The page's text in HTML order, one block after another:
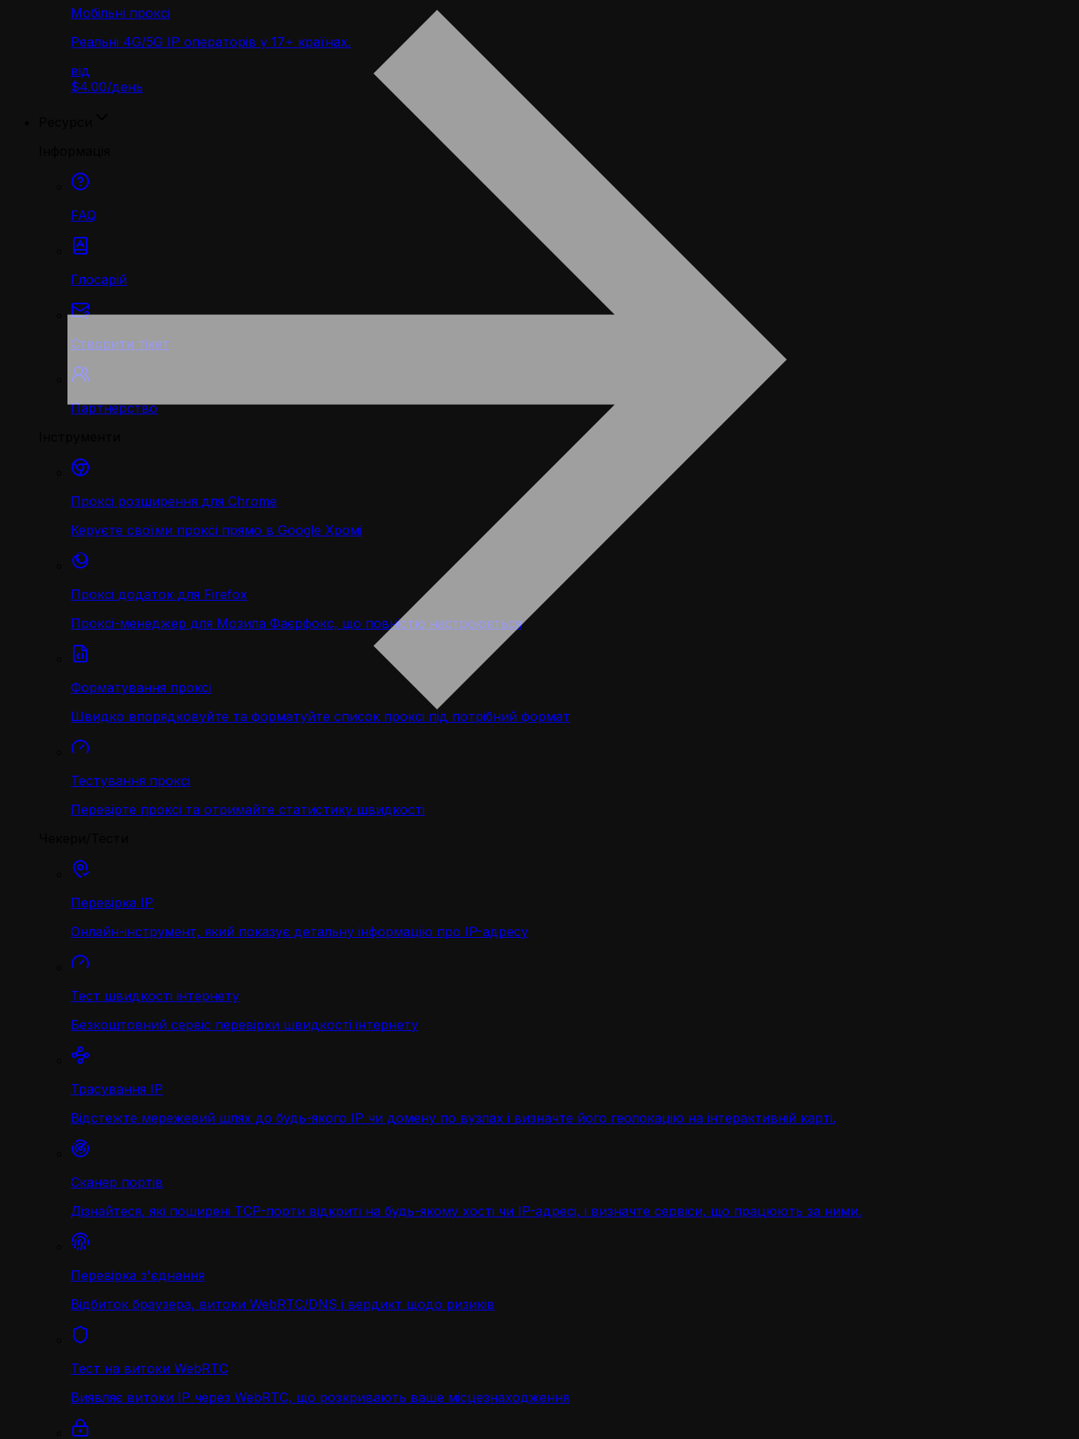
Мобільні проксі
Реальні 4G/5G IP операторів у 17+ країнах.
від
$4.00/день
FAQ
Глосарій
Створити тікет
Партнерство
Проксі розширення для Chrome
Керуєте своїми проксі прямо в Google Хромі
Проксі додаток для Firefox
Проксі-менеджер для Мозила Фаєрфокс, що повністю настроюється
Форматування проксі
Швидко впорядковуйте та форматуйте список проксі під потрібний формат
Тестування проксі
Перевірте проксі та отримайте статистику швидкості
Перевірка IP
Онлайн-інструмент, який показує детальну інформацію про IP-адресу
Тест швидкості інтернету
Безкоштовний сервіс перевірки швидкості інтернету
Трасування IP
Відстежте мережевий шлях до будь-якого IP чи домену по вузлах і визначте його геолокацію на інтерактивній карті.
Сканер портів
Дізнайтеся, які поширені TCP-порти відкриті на будь-якому хості чи IP-адресі, і визначте сервіси, що працюють за ними.
Перевірка з'єднання
Відбиток браузера, витоки WebRTC/DNS і вердикт щодо ризиків
Тест на витоки WebRTC
Виявляє витоки IP через WebRTC, що розкривають ваше місцезнаходження